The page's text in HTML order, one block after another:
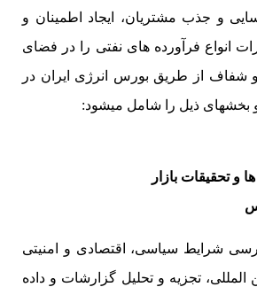
و جذب مشتریان، ایجاد اطمینان و
انواع فرآورده های نفتی را در فضای
و شفاف از طریق بورس انرژی ایران در
بخشهای ذیل را شامل میشود:
تحقیقات بازار
شرایط سیاسی، اقتصادی و امنیتی
المللی، تجزیه و تحلیل گزارشات و داده